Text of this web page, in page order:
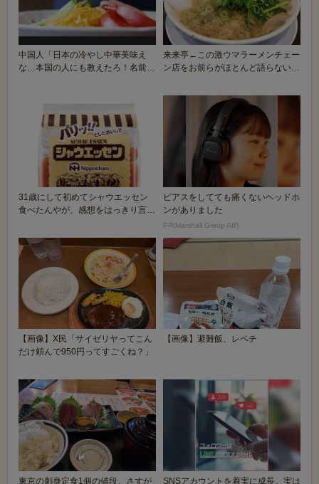
中国人「日本の冷やし中華美味え
な…本国の人にも教えたろ！名前
来来亭←この激ウマラーメンチェー
ン店をお前らがほとんど語らない理
31歳にして初めてシャウエッセン
食べたんやが、感想をはっきり言う
ピアスをしてても痛くないヘッドホ
ンがありました
PR(Marshall Group AB)
【画像】X民「サイゼリヤってこん
だけ頼んで950円ってすごくね？」
【画像】避難飯、レベチ
東京の刺身定食1個の値段、さすが
SNSアカウントを着実に成長。実は